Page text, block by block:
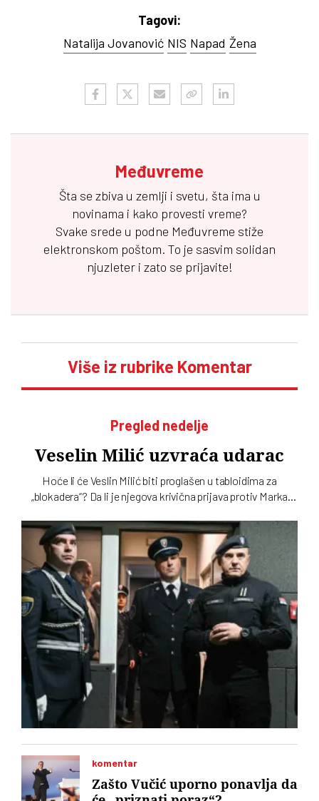
Tagovi:
Natalija Jovanović NIS Napad Žena
Međuvreme
Šta se zbiva u zemlji i svetu, šta ima u
novinama i kako provesti vreme?
Svake srede u podne Međuvreme stiže
elektronskom poštom. To je sasvim solidan
njuzleter i zato se prijavite!
Više iz rubrike Komentar
Pregled nedelje
Veselin Milić uzvraća udarac
Hoće li će Veslin Milić biti proglašen u tabloidima za
„blokadera“? Da li je njegova krivična prijava protiv Marka
očekivati nove kamare prljavog veša iz MUP-a?
komentar
Zašto Vučić uporno ponavlja da